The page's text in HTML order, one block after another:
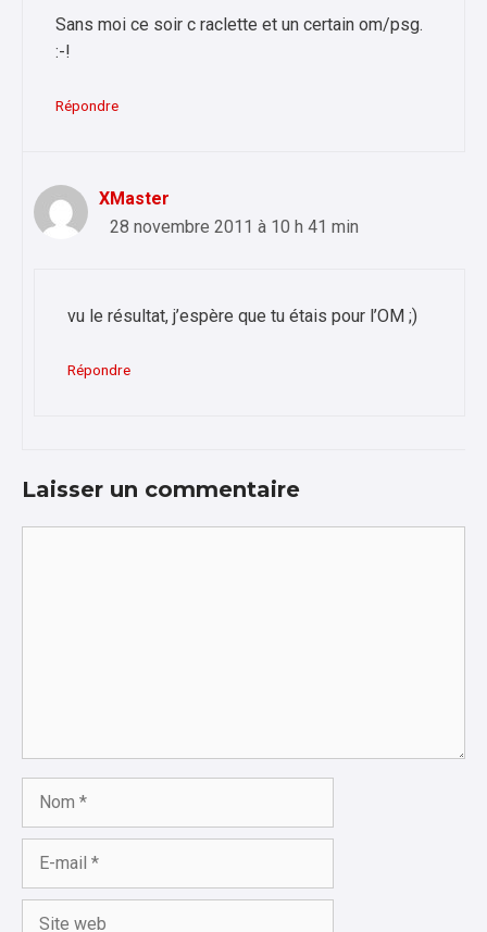
Sans moi ce soir c raclette et un certain om/psg.
:-!
Répondre
XMaster
28 novembre 2011 à 10 h 41 min
vu le résultat, j’espère que tu étais pour l’OM ;)
Répondre
Laisser un commentaire